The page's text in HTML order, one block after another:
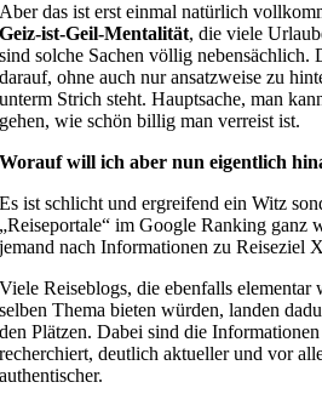
Aber das ist erst einmal natürlich
Geiz-ist-Geil-Mentalität, die viele
sind solche Sachen völlig
darauf, ohne auch nur ansatzweise zu
unterm Strich steht. Hauptsache, man
gehen, wie schön billig man verreist ist.
Worauf will ich aber nun eigentlich
Es ist schlicht und ergreifend ein Witz
„Reiseportale“ im Google Ranking ganz
jemand nach Informationen zu Reiseziel
Viele Reiseblogs, die ebenfalls
selben Thema bieten würden, landen
den Plätzen. Dabei sind die
recherchiert, deutlich aktueller und vor
authentischer.